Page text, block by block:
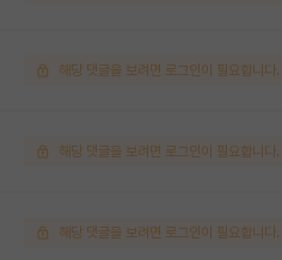
해당 댓글을 보려면 로그인이 필요합니다.
해당 댓글을 보려면 로그인이 필요합니다.
해당 댓글을 보려면 로그인이 필요합니다.